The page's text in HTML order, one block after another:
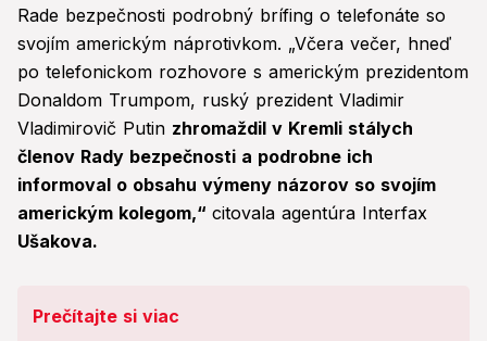
Rade bezpečnosti podrobný brífing o telefonáte so
svojím americkým náprotivkom. „Včera večer, hneď
po telefonickom rozhovore s americkým prezidentom
Donaldom Trumpom, ruský prezident Vladimir
Vladimirovič Putin zhromaždil v Kremli stálych
členov Rady bezpečnosti a podrobne ich
informoval o obsahu výmeny názorov so svojím
americkým kolegom,“ citovala agentúra Interfax
Ušakova.
Prečítajte si viac